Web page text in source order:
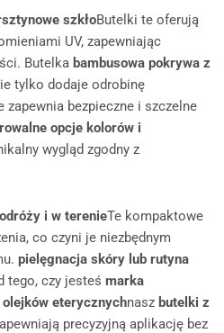
szkłoButelki te oferują
UV, zapewniając
Butelka bambusowa pokrywa z
tylko dodaje odrobinę
zapewnia bezpieczne i szczelne
opcje kolorów i
wygląd zgodny z
i w terenieTe kompaktowe
co czyni je niezbędnym
pielęgnacja skóry lub rutyna
tego, czy jesteś marka
eterycznychnasz butelki z
precyzyjną aplikację bez